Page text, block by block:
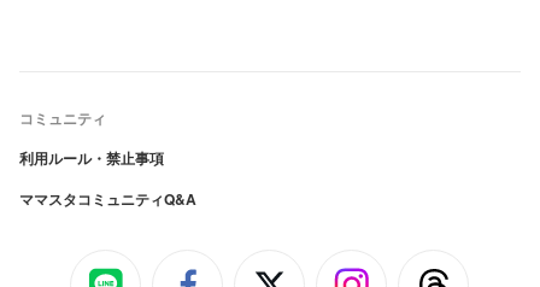
コミュニティ
利用ルール・禁止事項
ママスタコミュニティQ&A